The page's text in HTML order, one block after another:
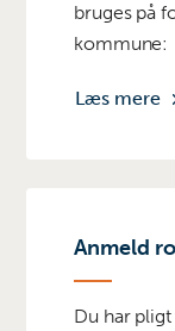
bruges på
kommune:
Læs mere
Anmeld
Du har